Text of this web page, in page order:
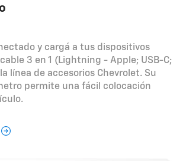
y cargá a tus dispositivos
3 en 1 (Lightning - Apple; USB-C;
línea de accesorios Chevrolet. Su
permite una fácil colocación